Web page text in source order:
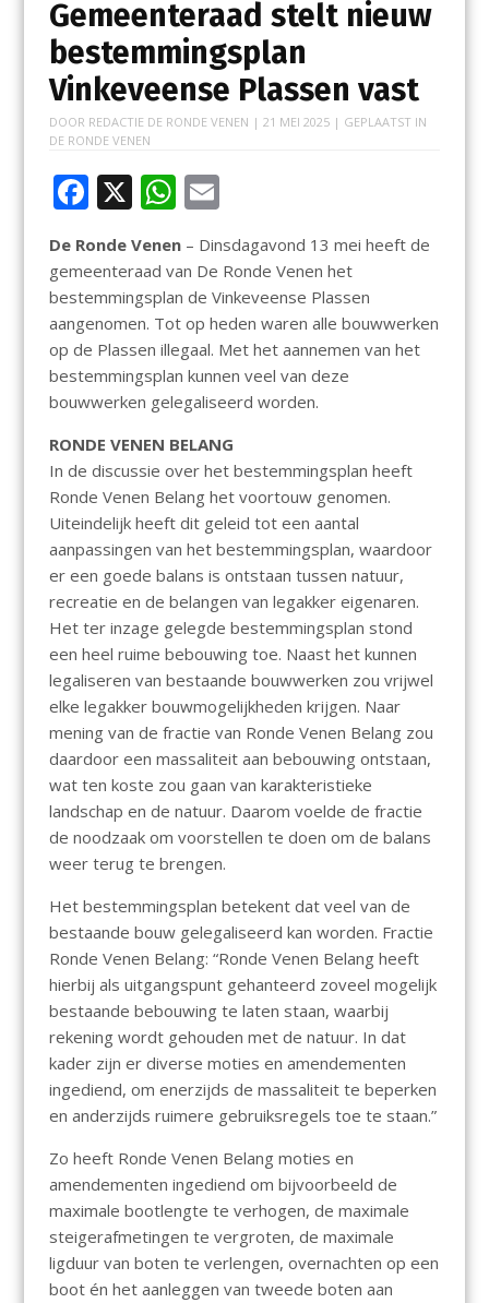
Gemeenteraad stelt nieuw
bestemmingsplan
Vinkeveense Plassen vast
DOOR REDACTIE DE RONDE VENEN | 21 MEI 2025| GEPLAATST IN
DE RONDE VENEN
F
ac
e
b
o
o
k
X W
at
s
A
p
p
E
m
ai
l
De Ronde Venen– Dinsdagavond 13 mei heeft de
gemeenteraad van De Ronde Venen het
bestemmingsplan de Vinkeveense Plassen
aangenomen. Tot op heden waren alle bouwwerken
op de Plassen illegaal. Met het aannemen van het
bestemmingsplan kunnen veel van deze
bouwwerken gelegaliseerd worden.
RONDE VENEN BELANG
In de discussie over het bestemmingsplan heeft
Ronde Venen Belang het voortouw genomen.
Uiteindelijk heeft dit geleid tot een aantal
aanpassingen van het bestemmingsplan, waardoor
er een goede balans is ontstaan tussen natuur,
recreatie en de belangen van legakker eigenaren.
Het ter inzage gelegde bestemmingsplan stond
een heel ruime bebouwing toe. Naast het kunnen
legaliseren van bestaande bouwwerken zou vrijwel
elke legakker bouwmogelijkheden krijgen. Naar
mening van de fractie van Ronde Venen Belang zou
daardoor een massaliteit aan bebouwing ontstaan,
wat ten koste zou gaan van karakteristieke
landschap en de natuur. Daarom voelde de fractie
de noodzaak om voorstellen te doen om de balans
weer terug te brengen.
Het bestemmingsplan betekent dat veel van de
bestaande bouw gelegaliseerd kan worden. Fractie
Ronde Venen Belang: “Ronde Venen Belang heeft
hierbij als uitgangspunt gehanteerd zoveel mogelijk
bestaande bebouwing te laten staan, waarbij
rekening wordt gehouden met de natuur. In dat
kader zijn er diverse moties en amendementen
ingediend, om enerzijds de massaliteit te beperken
en anderzijds ruimere gebruiksregels toe te staan.”
Zo heeft Ronde Venen Belang moties en
amendementen ingediend om bijvoorbeeld de
maximale bootlengte te verhogen, de maximale
steigerafmetingen te vergroten, de maximale
ligduur van boten te verlengen, overnachten op een
boot én het aanleggen van tweede boten aan